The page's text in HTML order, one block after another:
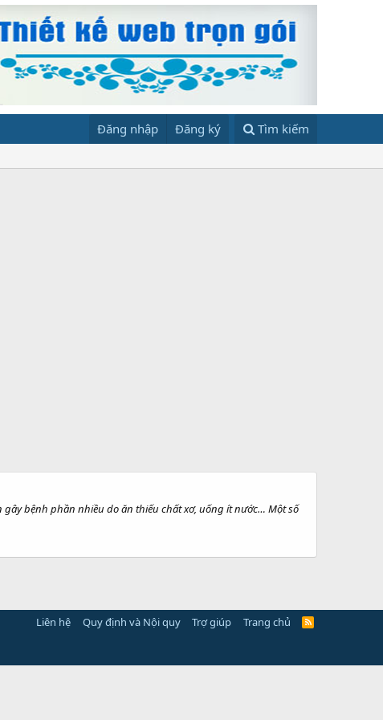
Đăng nhập Đăng ký Tìm kiếm
bệnh phần nhiều do ăn thiếu chất xơ, uống ít nước… Một số
Liên hệ Quy định và Nội quy Trợ giúp Trang chủ